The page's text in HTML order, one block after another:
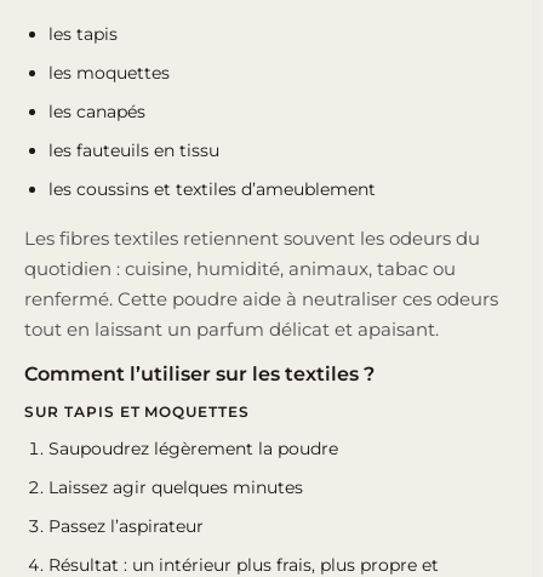
les tapis
les moquettes
les canapés
les fauteuils en tissu
les coussins et textiles d’ameublement
Les fibres textiles retiennent souvent les odeurs du
quotidien : cuisine, humidité, animaux, tabac ou
renfermé. Cette poudre aide à neutraliser ces odeurs
tout en laissant un parfum délicat et apaisant.
Comment l’utiliser sur les textiles ?
SUR TAPIS ET MOQUETTES
Saupoudrez légèrement la poudre
Laissez agir quelques minutes
Passez l’aspirateur
Résultat : un intérieur plus frais, plus propre et